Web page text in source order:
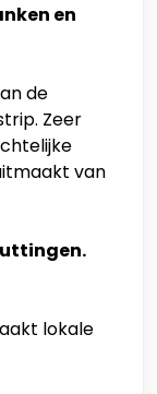
en
de
Zeer
van
lokale